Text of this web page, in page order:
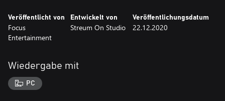
Veröffentlicht von
Focus
Entertainment
Entwickelt von
Streum On Studio
Veröffentlichungsdatum
22.12.2020
Wiedergabe mit
PC